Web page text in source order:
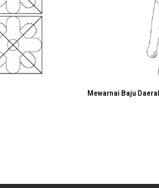
Mewarnai Baju